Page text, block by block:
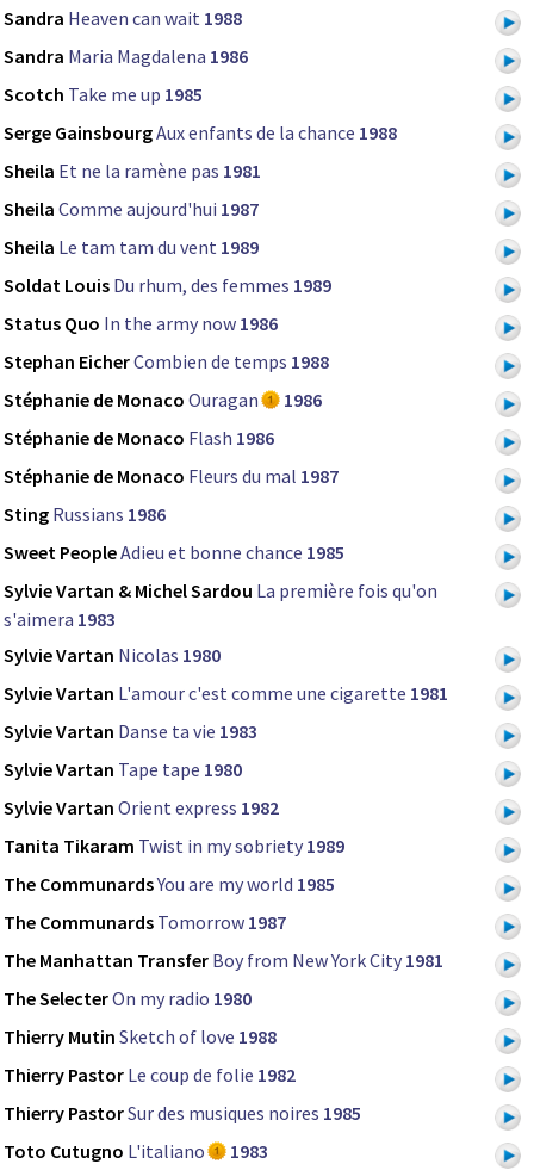
Sandra Heaven can wait 1988
Sandra Maria Magdalena 1986
Scotch Take me up 1985
Serge GainsbourgAux enfants de la chance 1988
Sheila Et ne la ramène pas 1981
Sheila Comme aujourd'hui 1987
Sheila Le tam tam du vent 1989
Soldat Louis Du rhum, des femmes 1989
Status Quo In the army now 1986
Stephan EicherCombien de temps 1988
Stéphanie de Monaco Ouragan
1986
Stéphanie de Monaco Flash 1986
Stéphanie de Monaco Fleurs du mal 1987
Sting Russians 1986
Sweet PeopleAdieu et bonne chance 1985
Sylvie Vartan & Michel Sardou La première fois qu'on
s'aimera 1983
Sylvie Vartan Nicolas 1980
Sylvie Vartan L'amour c'est comme une cigarette 1981
Sylvie Vartan Danse ta vie 1983
Sylvie Vartan Tape tape 1980
Sylvie Vartan Orient express 1982
Tanita Tikaram Twist in my sobriety 1989
The CommunardsYou are my world 1985
The Communards Tomorrow 1987
The Manhattan Transfer Boy from New York City 1981
The SelecterOn my radio 1980
Thierry Mutin Sketch of love 1988
Thierry Pastor Le coup de folie 1982
Thierry PastorSur des musiques noires 1985
Toto Cutugno L'italiano
1983